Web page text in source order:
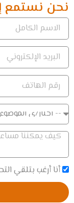
نحن نستمع
أنا أرغب بتلقي